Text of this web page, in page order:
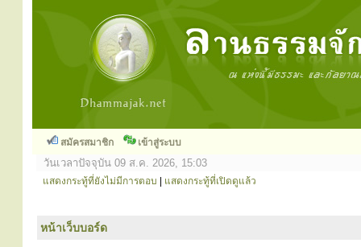
สมัครสมาชิก เข้าสู่ระบบ
วันเวลาปัจจุบัน 09 ส.ค. 2026, 15:03
แสดงกระทู้ที่ยังไม่มีการตอบ แสดงกระทู้ที่เปิดดูแล้ว
หน้าเว็บบอร์ด